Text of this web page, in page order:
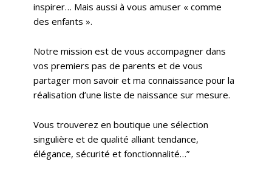
inspirer… Mais aussi à vous amuser « comme
des enfants ».
Notre mission est de vous accompagner dans
vos premiers pas de parents et de vous
partager mon savoir et ma connaissance pour la
réalisation d’une liste de naissance sur mesure.
Vous trouverez en boutique une sélection
singulière et de qualité alliant tendance,
élégance, sécurité et fonctionnalité…”